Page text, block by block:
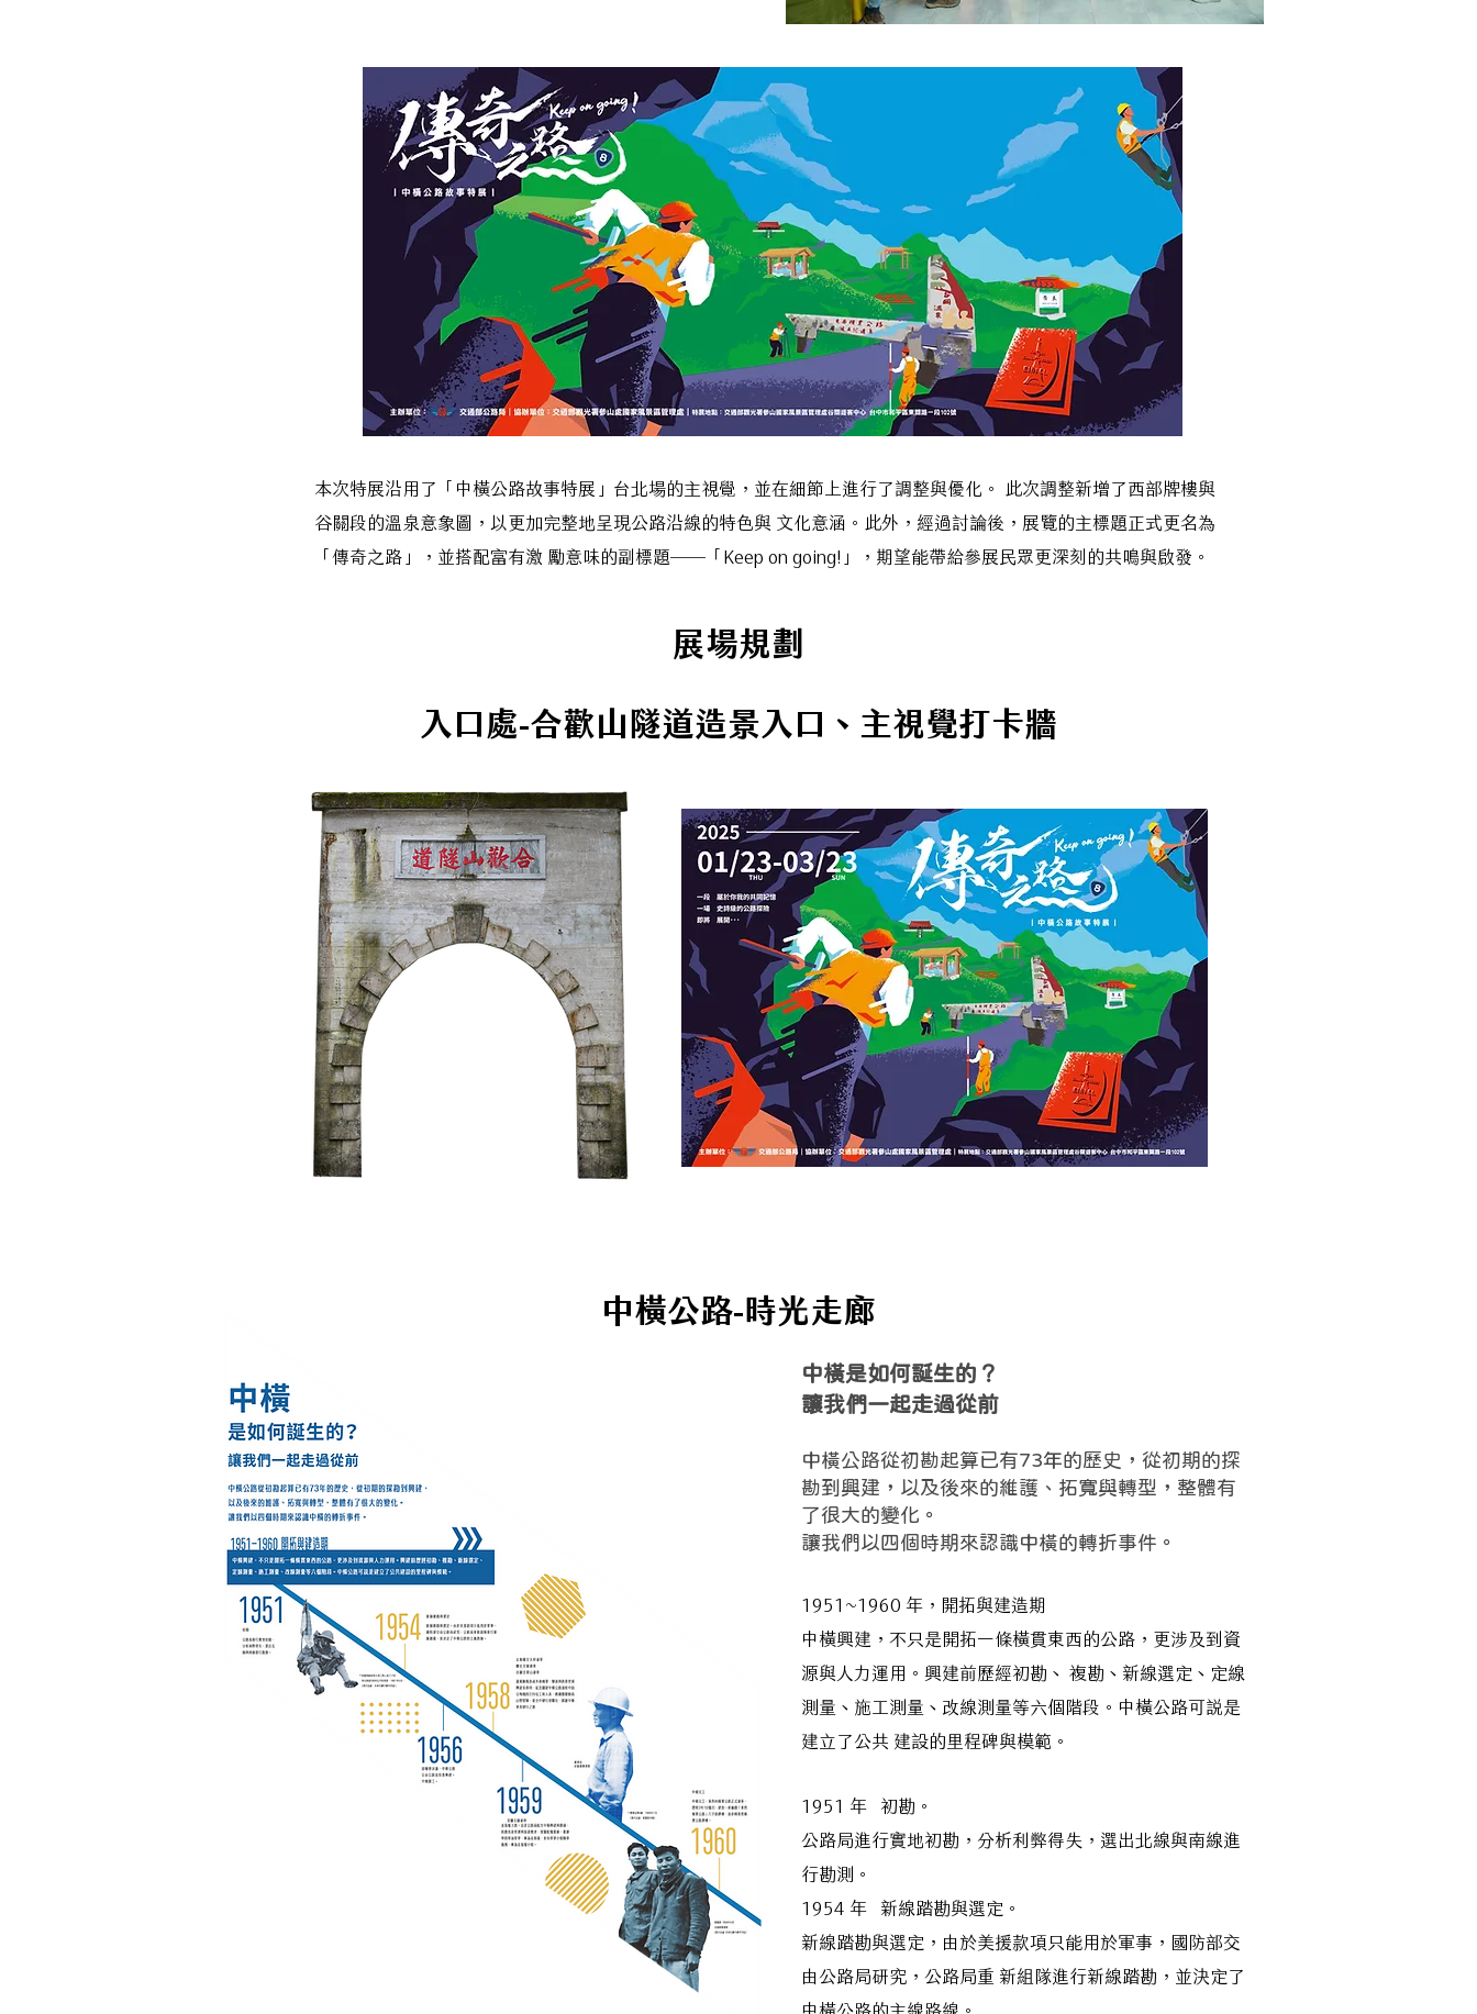
本次特展沿用了「中橫公路故事特展」台北場的主視覺，並在細節上進行了調整與優化。 此次調整新增了西部牌樓與
谷關段的溫泉意象圖，以更加完整地呈現公路沿線的特色與 文化意涵。此外，經過討論後，展覽的主標題正式更名為
「傳奇之路」，並搭配富有激 勵意味的副標題——「Keep on going!」，期望能帶給參展民眾更深刻的共鳴與啟發。
展場規劃
入口處-合歡山隧道造景入口、主視覺打卡牆
中橫是如何誕生的？
讓我們一起走過從前
中橫公路從初勘起算已有73年的歷史，從初期的探
勘到興建，以及後來的維護、拓寬與轉型，整體有
了很大的變化。
​讓我們以四個時期來認識中橫的轉折事件。
1951~1960 年，開拓與建造期
中橫興建，不只是開拓一條橫貫東西的公路，更涉及到資
源與人力運用。興建前歷經初勘、 複勘、新線選定、定線
測量、施工測量、改線測量等六個階段。中橫公路可說是
建立了公共 建設的里程碑與模範。
1951 年 初勘。
公路局進行實地初勘，分析利弊得失，選出北線與南線進
行勘測。
1954 年 新線踏勘與選定。
新線踏勘與選定，由於美援款項只能用於軍事，國防部交
由公路局研究，公路局重 新組隊進行新線踏勘，並決定了
中橫公路-時光走廊